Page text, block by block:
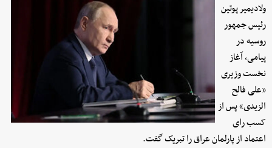
ولادیمیر پوتین
رئیس جمهور
روسیه در
پیامی، آغاز
نخست وزیری
«علی فالح
الزیدی» پس از
کسب رای
اعتماد از پارلمان عراق را تبریک گفت.